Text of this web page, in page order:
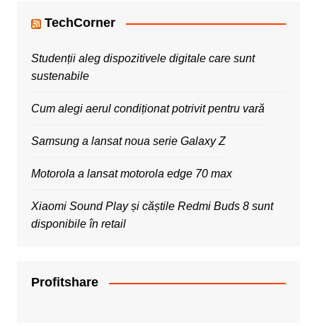
TechCorner
Studenții aleg dispozitivele digitale care sunt
sustenabile
Cum alegi aerul condiționat potrivit pentru vară
Samsung a lansat noua serie Galaxy Z
Motorola a lansat motorola edge 70 max
Xiaomi Sound Play și căștile Redmi Buds 8 sunt
disponibile în retail
Profitshare